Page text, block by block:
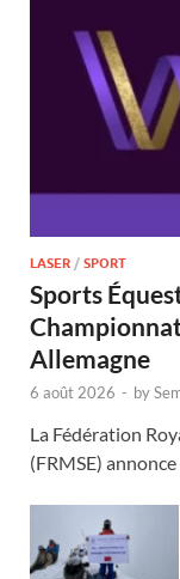
LASER / SPORT
Sports
Allemagne
6 août 2026 - by
La Fédération
(FRMSE)